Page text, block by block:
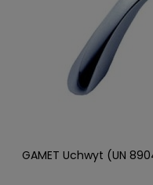
GAMET Uchwyt (UN